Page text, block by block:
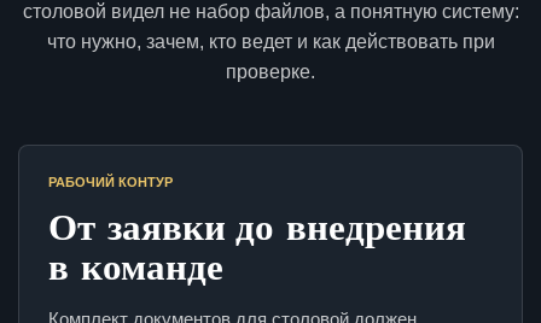
столовой видел не набор файлов, а понятную систему:
что нужно, зачем, кто ведет и как действовать при
проверке.
РАБОЧИЙ КОНТУР
От заявки до внедрения
в команде
Комплект документов для столовой должен